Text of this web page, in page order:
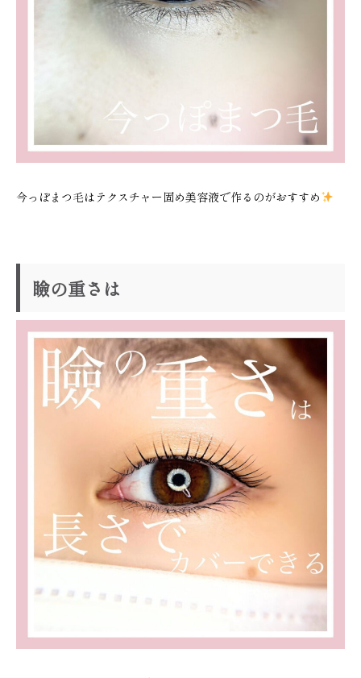
今っぽまつ毛はテクスチャー固め美容液で作るのがおすすめ
瞼の重さは